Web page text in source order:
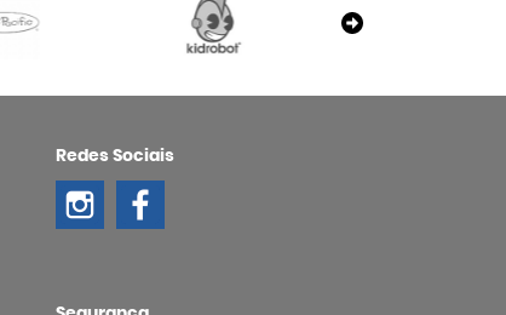
Redes Sociais